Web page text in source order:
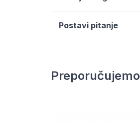
Postavi pitanje
Preporučujemo